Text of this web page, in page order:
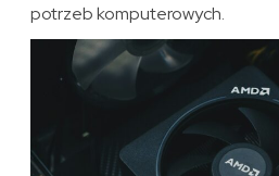
potrzeb komputerowych.